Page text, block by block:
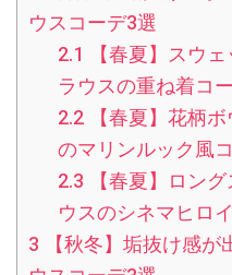
ウスコーデ3選
2.1
【春夏】スウ
ラウスの重ね着コ
2.2 【春夏】花柄
のマリンルック風
2.3 【春夏】ロン
ウスのシネマヒロ
3 【秋冬】垢抜け感